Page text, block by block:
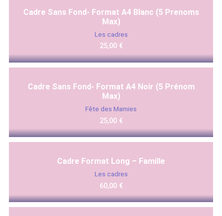
Cadre Sans Fond- Format A4 Blanc (5 Prenoms
Max)
Les cadres
25,00 €
Cadre Sans Fond- Format A4 Noir (5 Prénom
Max)
Fête des Mamies
25,00 €
Cadre Format Long – Famille
Les cadres
60,00 €